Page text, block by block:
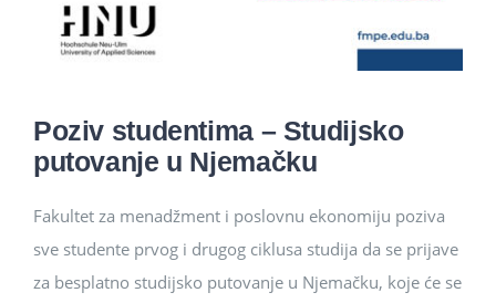
Poziv studentima – Studijsko
putovanje u Njemačku
Fakultet za menadžment i poslovnu ekonomiju poziva
sve studente prvog i drugog ciklusa studija da se prijave
za besplatno studijsko putovanje u Njemačku, koje će se